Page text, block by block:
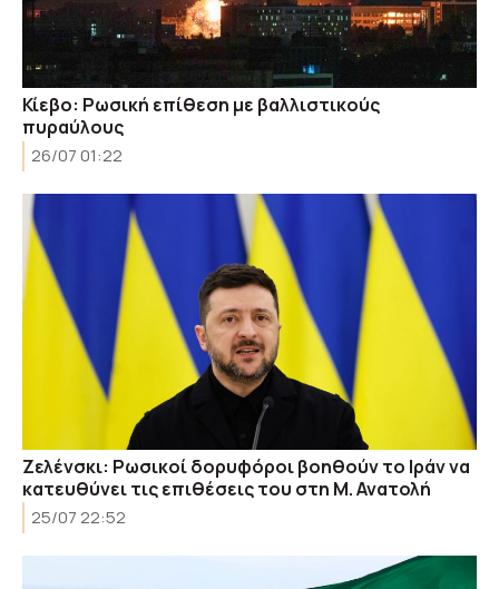
Κίεβο: Ρωσική επίθεση με βαλλιστικούς
πυραύλους
26/07 01:22
Ζελένσκι: Ρωσικοί δορυφόροι βοηθούν το Ιράν να
κατευθύνει τις επιθέσεις του στη Μ. Ανατολή
25/07 22:52